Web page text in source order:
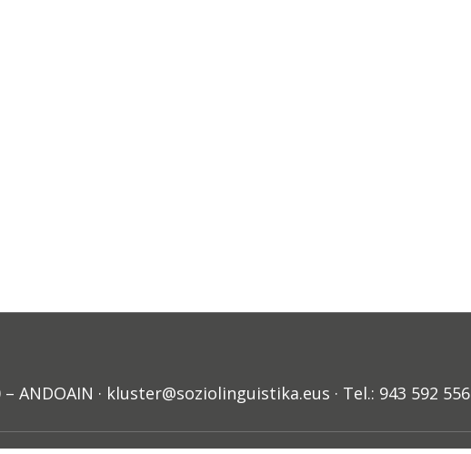
– ANDOAIN · kluster@soziolinguistika.eus · Tel.: 943 592 556